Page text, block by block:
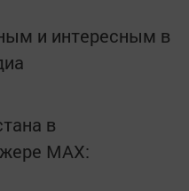
и интересным в
в
MАХ: